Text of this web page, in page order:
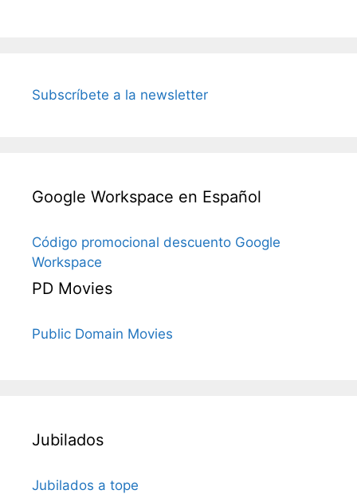
Subscríbete a la newsletter
Google Workspace en Español
Código promocional descuento Google
Workspace
PD Movies
Public Domain Movies
Jubilados
Jubilados a tope